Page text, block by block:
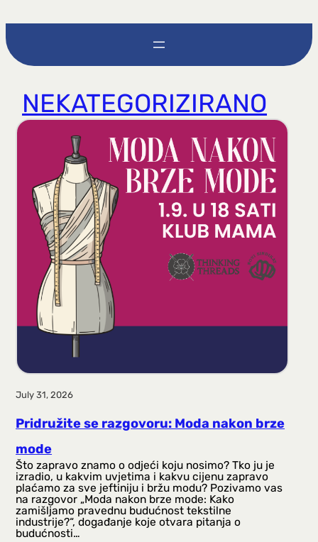
r
t
r
a
g
a
NEKATEGORIZIRANO
July 31, 2026
Pridružite se razgovoru: Moda nakon brze
mode
Što zapravo znamo o odjeći koju nosimo? Tko ju je
izradio, u kakvim uvjetima i kakvu cijenu zapravo
plaćamo za sve jeftiniju i bržu modu? Pozivamo vas
na razgovor „Moda nakon brze mode: Kako
zamišljamo pravednu budućnost tekstilne
industrije?“, događanje koje otvara pitanja o
budućnosti…